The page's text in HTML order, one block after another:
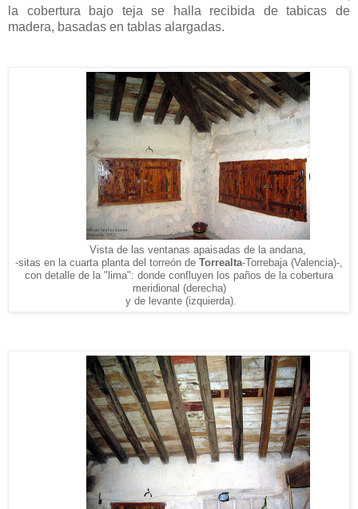
la cobertura bajo teja se halla recibida de tabicas de
madera, basadas en tablas alargadas.
Vista de las ventanas apaisadas de la andana,
-sitas en la cuarta planta del torreón de Torrealta-Torrebaja (Valencia)-,
con detalle de la "lima": donde confluyen los paños de la cobertura
meridional (derecha)
y de levante (izquierda).